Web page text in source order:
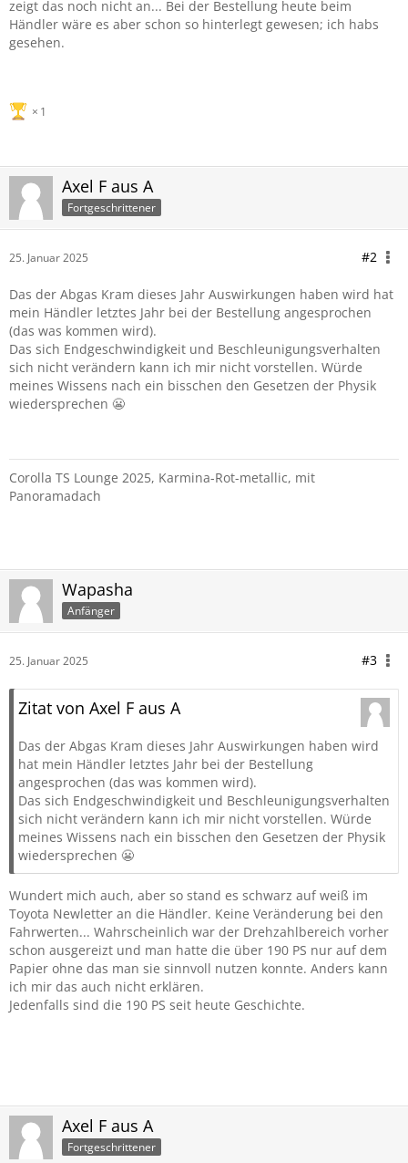
zeigt das noch nicht an... Bei der Bestellung heute beim
Händler wäre es aber schon so hinterlegt gewesen; ich habs
gesehen.
1
Axel F aus A
Fortgeschrittener
25. Januar 2025 #2
Das der Abgas Kram dieses Jahr Auswirkungen haben wird hat
mein Händler letztes Jahr bei der Bestellung angesprochen
(das was kommen wird).
Das sich Endgeschwindigkeit und Beschleunigungsverhalten
sich nicht verändern kann ich mir nicht vorstellen. Würde
meines Wissens nach ein bisschen den Gesetzen der Physik
wiedersprechen 😬
Corolla TS Lounge 2025, Karmina-Rot-metallic, mit
Panoramadach
Wapasha
Anfänger
25. Januar 2025 #3
Zitat von Axel F aus A
Das der Abgas Kram dieses Jahr Auswirkungen haben wird
hat mein Händler letztes Jahr bei der Bestellung
angesprochen (das was kommen wird).
Das sich Endgeschwindigkeit und Beschleunigungsverhalten
sich nicht verändern kann ich mir nicht vorstellen. Würde
meines Wissens nach ein bisschen den Gesetzen der Physik
wiedersprechen 😬
Wundert mich auch, aber so stand es schwarz auf weiß im
Toyota Newletter an die Händler. Keine Veränderung bei den
Fahrwerten... Wahrscheinlich war der Drehzahlbereich vorher
schon ausgereizt und man hatte die über 190 PS nur auf dem
Papier ohne das man sie sinnvoll nutzen konnte. Anders kann
ich mir das auch nicht erklären.
Jedenfalls sind die 190 PS seit heute Geschichte.
Axel F aus A
Fortgeschrittener